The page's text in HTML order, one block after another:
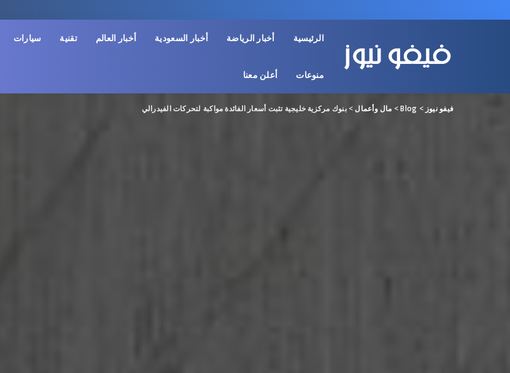
الرئيسية أخبار الرياضة أخبار السعودية أخبار العالم تقنية سيارات
منوعات أعلن معنا
فيفو نيوز >
Blog
> مال وأعمال >بنوك مركزية خليجية تثبت أسعار الفائدة مواكبة لتحركات الفيدرالي